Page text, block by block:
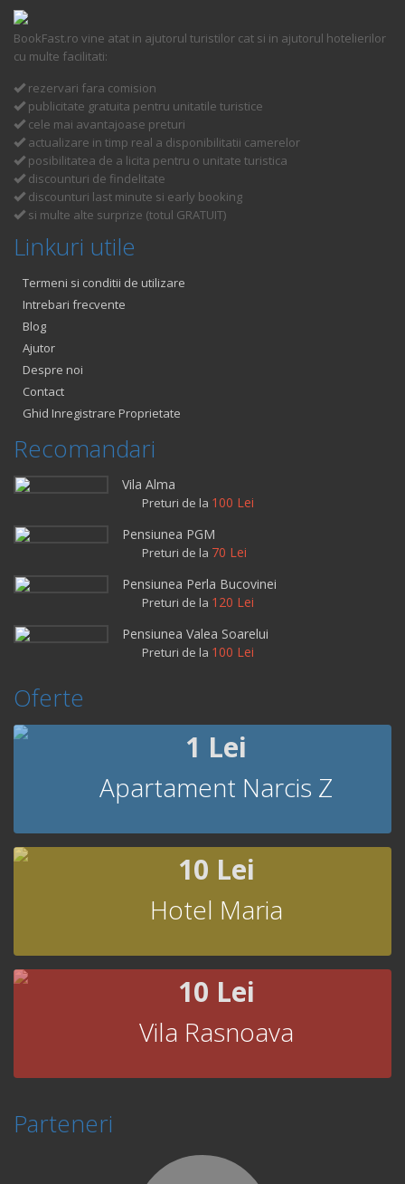
BookFast.ro vine atat in ajutorul turistilor cat si in ajutorul hotelierilor
cu multe facilitati:
rezervari fara comision
publicitate gratuita pentru unitatile turistice
cele mai avantajoase preturi
actualizare in timp real a disponibilitatii camerelor
posibilitatea de a licita pentru o unitate turistica
discounturi de findelitate
discounturi last minute si early booking
si multe alte surprize (totul GRATUIT)
Linkuri utile
Termeni si conditii de utilizare
Intrebari frecvente
Blog
Ajutor
Despre noi
Contact
Ghid Inregistrare Proprietate
Recomandari
Vila Alma
Preturi de la 100 Lei
Pensiunea PGM
Preturi de la 70 Lei
Pensiunea Perla Bucovinei
Preturi de la 120 Lei
Pensiunea Valea Soarelui
Preturi de la 100 Lei
Oferte
1 Lei
Apartament Narcis Z
10 Lei
Hotel Maria
10 Lei
Vila Rasnoava
Parteneri